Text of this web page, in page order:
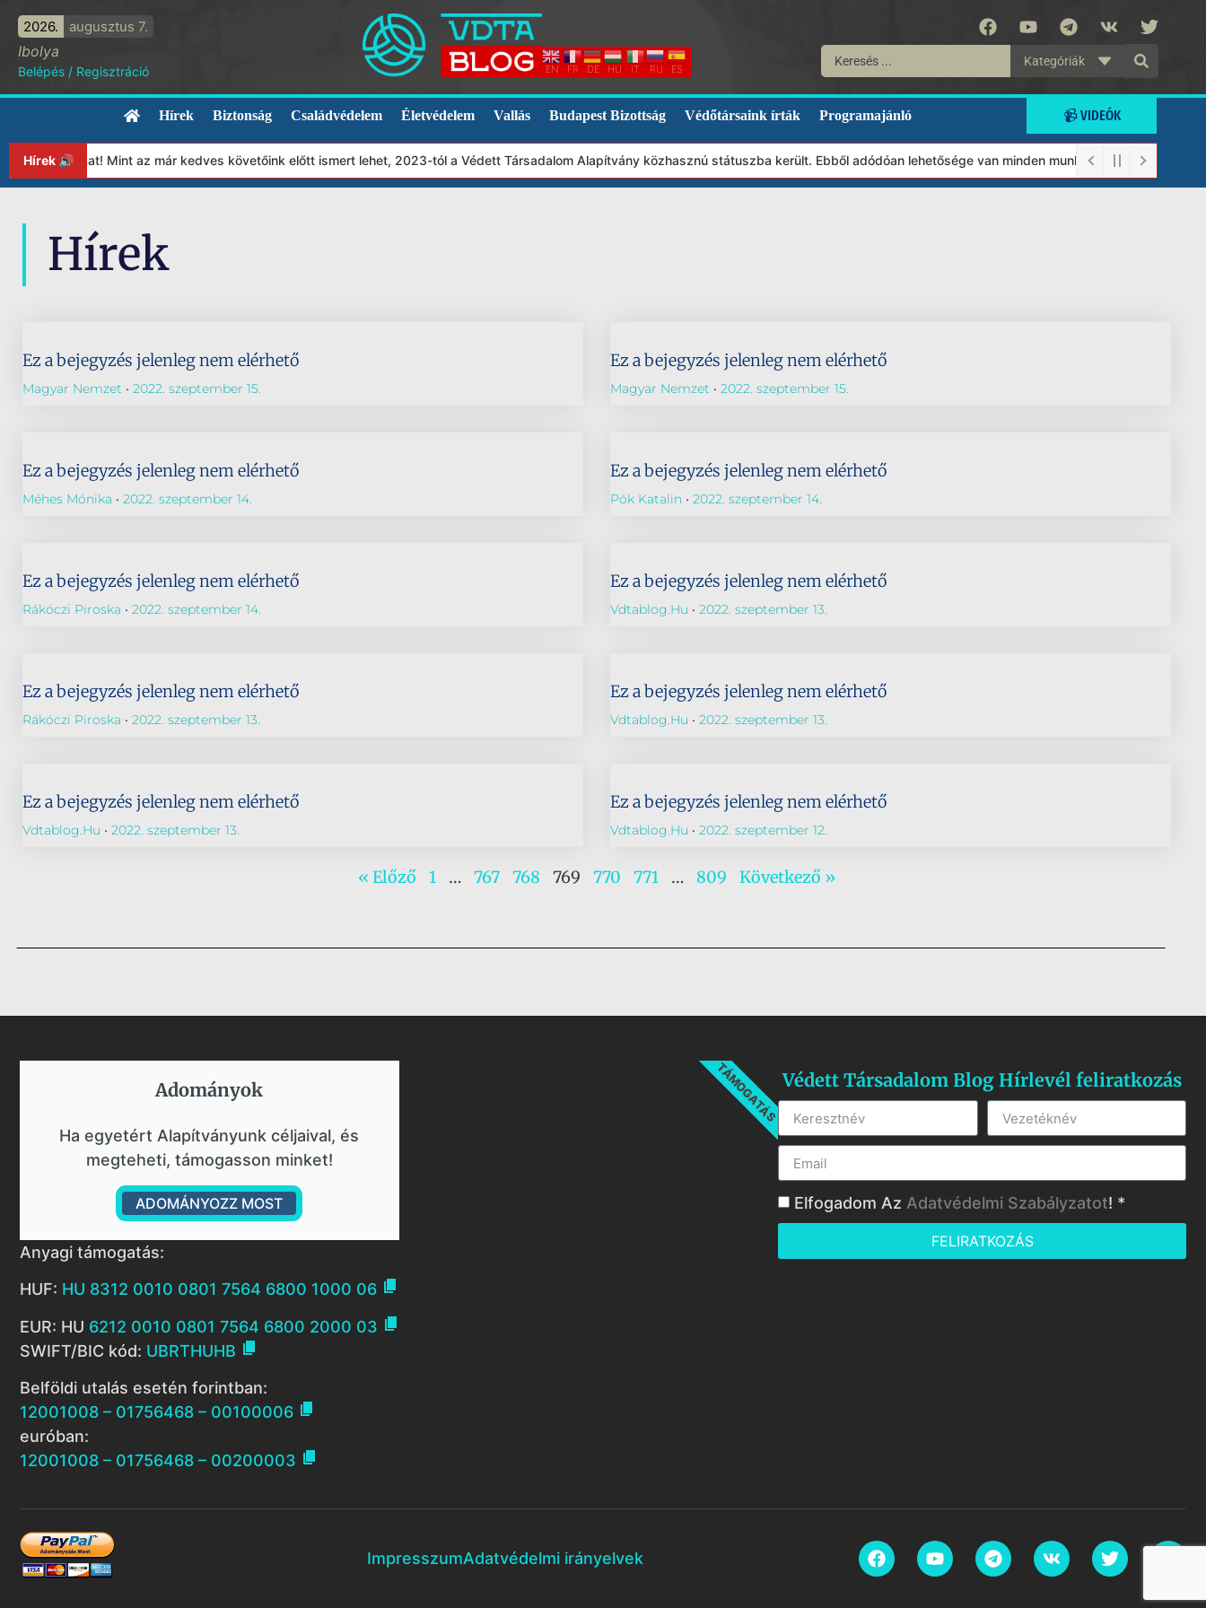
2026. augusztus 7.
Ibolya
Belépés / Regisztráció EN FR DE HU IT RU ES
Kategóriák
Hírek Biztonság Családvédelem Életvédelem Vallás Budapest Bizottság Védőtársaink írták Programajánló 📹 VIDEÓK
Hírek 🔊 Mint az már kedves követőink előtt ismert lehet, 2023-tól a Védett Társadalom Alapítvány közhasznú státuszba került. Ebből adódóan lehetősége van minden munkánkat segíteni
Hírek
Ez a bejegyzés jelenleg nem elérhető
Magyar Nemzet 2022. szeptember 15.
Ez a bejegyzés jelenleg nem elérhető
Magyar Nemzet 2022. szeptember 15.
Ez a bejegyzés jelenleg nem elérhető
Méhes Mónika 2022. szeptember 14.
Ez a bejegyzés jelenleg nem elérhető
Pók Katalin 2022. szeptember 14.
Ez a bejegyzés jelenleg nem elérhető
Rákóczi Piroska 2022. szeptember 14.
Ez a bejegyzés jelenleg nem elérhető
Vdtablog.hu 2022. szeptember 13.
Ez a bejegyzés jelenleg nem elérhető
Rákóczi Piroska 2022. szeptember 13.
Ez a bejegyzés jelenleg nem elérhető
Vdtablog.hu 2022. szeptember 13.
Ez a bejegyzés jelenleg nem elérhető
Vdtablog.hu 2022. szeptember 13.
Ez a bejegyzés jelenleg nem elérhető
Vdtablog.hu 2022. szeptember 12.
« Előző 1 … 767 768 769 770 771 … 809 Következő »
Adományok​
Ha egyetért Alapítványunk céljaival, és
megteheti, támogasson minket!
ADOMÁNYOZZ MOST
TÁMOGATÁS
Anyagi támogatás:
HUF: HU 8312 0010 0801 7564 6800 1000 06 
EUR: HU 6212 0010 0801 7564 6800 2000 03 
SWIFT/BIC kód: UBRTHUHB 
Belföldi utalás esetén forintban:
12001008 – 01756468 – 00100006 
euróban:
12001008 – 01756468 – 00200003 
Védett Társadalom Blog Hírlevél feliratkozás
Elfogadom Az Adatvédelmi Szabályzatot! *
FELIRATKOZÁS
ImpresszumAdatvédelmi irányelvek